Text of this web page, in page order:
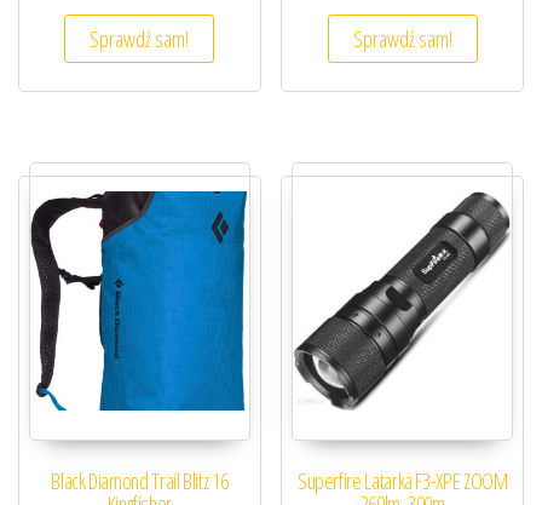
Sprawdź sam! Sprawdź sam!
Black Diamond Trail Blitz 16 Superfire Latarka F3-XPE ZOOM